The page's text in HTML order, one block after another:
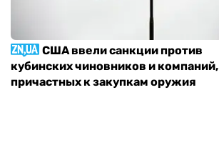
США ввели санкции против
кубинских чиновников и компаний,
причастных к закупкам оружия